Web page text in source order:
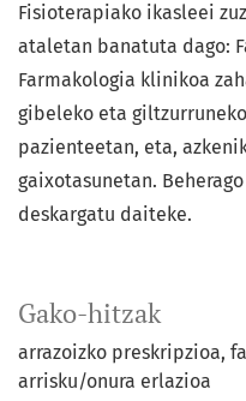
Gako-hitzak
arrazoizko preskripzioa
arrisku/onura erlazioa
Fisioterapiako ikasleei
ataletan banatuta dago:
Farmakologia klinikoa
gibeleko eta
pazienteetan, eta,
gaixotasunetan.
deskargatu daiteke.